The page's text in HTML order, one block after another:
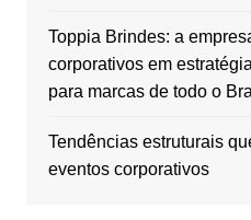
Toppia Brindes: a
corporativos em
para marcas de todo o
Tendências estruturais
eventos corporativos